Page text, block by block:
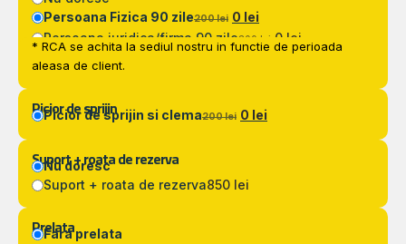
Persoana Fizica 90 zile200 lei 0 lei
Persoana juridica/firma 90 zile300 lei 0 lei
* RCA se achita la sediul nostru in functie de perioada
aleasa de client.
Picior de sprijin
Picior de sprijin si clema200 lei 0 lei
Suport + roata de rezerva
Nu doresc
Suport + roata de rezerva850 lei
Prelata
Fara prelata